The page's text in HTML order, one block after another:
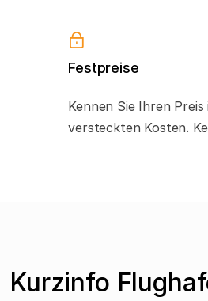
Festpreise
Kennen Sie Ihren Preis
versteckten Kosten.
Kurzinfo